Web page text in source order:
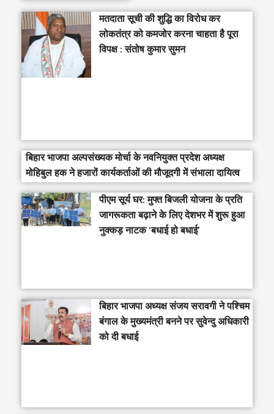
मतदाता सूची की शुद्धि का विरोध कर
लोकतंत्र को कमजोर करना चाहता है पूरा
विपक्ष : संतोष कुमार सुमन
बिहार भाजपा अल्पसंख्यक मोर्चा के नवनियुक्त प्रदेश अध्यक्ष
मोहिबुल हक ने हजारों कार्यकर्ताओं की मौजूदगी में संभाला दायित्व
पीएम सूर्य घर: मुफ्त बिजली योजना के प्रति
जागरूकता बढ़ाने के लिए देशभर में शुरू हुआ
नुक्कड़ नाटक ‘बधाई हो बधाई’
‎बिहार भाजपा अध्यक्ष संजय सरावगी ने पश्चिम
बंगाल के मुख्यमंत्री बनने पर सुवेन्दु अधिकारी
को दी बधाई